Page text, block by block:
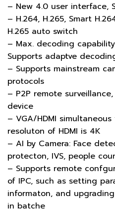
– New 4.0 user interface,
– H.264, H.265, Smart
H.265 auto switch
– Max. decoding
Supports adaptve
– Supports mainstream
protocols
– P2P remote
device
– VGA/HDMI
resoluton of HDMI is 4K
– AI by Camera: Face
protecton, IVS, people
– Supports remote
of IPC, such as setting
informaton, and
in batche